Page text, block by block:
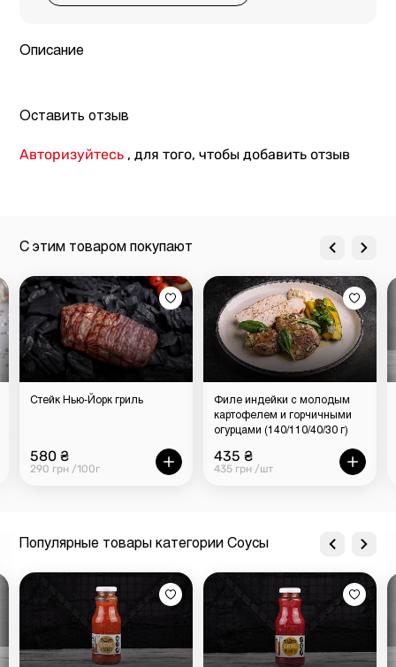
Описание
Оставить отзыв
Авторизуйтесь , для того, чтобы добавить отзыв
С этим товаром покупают
Стейк Нью-Йорк гриль
580 ₴
290 грн /100г
Филе индейки с молодым
картофелем и горчичными
огурцами (140/110/40/30 г)
435 ₴
435 грн /шт
Популярные товары категории Соусы